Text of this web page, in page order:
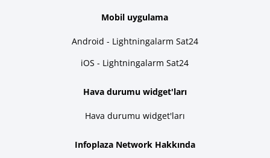
Mobil uygulama
Android - Lightningalarm Sat24
iOS - Lightningalarm Sat24
Hava durumu widget'ları
Hava durumu widget'ları
Infoplaza Network Hakkında